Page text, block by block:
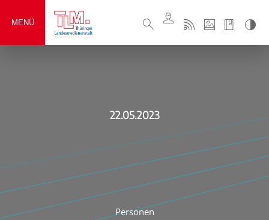
MENÜ
22.05.2023
Personen